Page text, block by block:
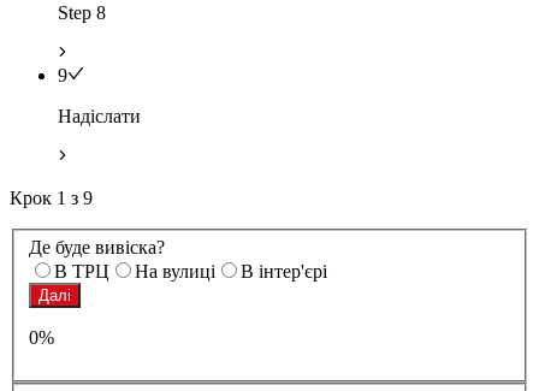
Step 8
9
Надіслати
Крок 1 з 9
Де буде вивіска?
В ТРЦ
На вулиці В інтер'єрі
Далі
0%